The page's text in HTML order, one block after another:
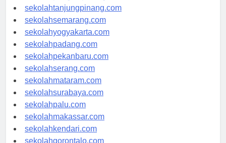
sekolahpangkalpinang.com
sekolahtanjungpinang.com
sekolahsemarang.com
sekolahyogyakarta.com
sekolahpadang.com
sekolahpekanbaru.com
sekolahserang.com
sekolahmataram.com
sekolahsurabaya.com
sekolahpalu.com
sekolahmakassar.com
sekolahkendari.com